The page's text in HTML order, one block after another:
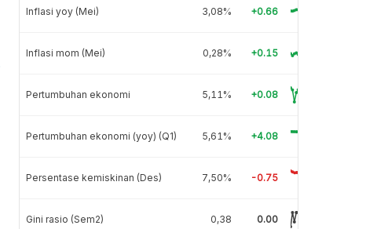
Inflasi yoy (Mei) 3,08% +0.66
Inflasi mom (Mei) 0,28% +0.15
Pertumbuhan ekonomi 5,11% +0.08
Pertumbuhan ekonomi (yoy) (Q1) 5,61% +4.08
Persentase kemiskinan (Des) 7,50% -0.75
Gini rasio (Sem2) 0,38 0.00